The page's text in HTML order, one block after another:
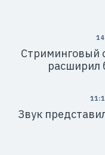
Cтриминговый
расширил
Звук